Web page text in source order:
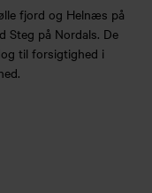
fjord og Helnæs på
på Nordals. De
til forsigtighed i